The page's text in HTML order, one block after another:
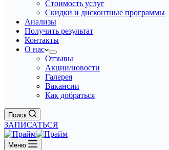
Стоимость услуг
Скидки и дисконтные программы
Анализы
Получить результат
Контакты
О нас
Отзывы
Акции/новости
Галерея
Вакансии
Как добраться
Поиск
ЗАПИСАТЬСЯ
Меню